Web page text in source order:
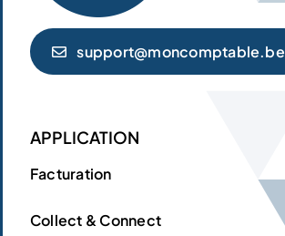
support@moncomptable.be
APPLICATION
Facturation
Collect & Connect